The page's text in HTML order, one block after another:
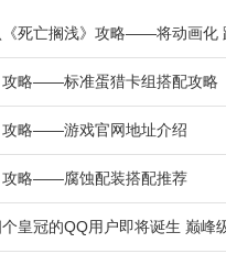
。游戏有各种级别，允
赚取零用钱，并充分享
好，适合所有年龄段。
轻松赚取零用钱。
丝消不停 红包版的 手机
，本站是您下载安卓手游
攻略——标准蛋猎卡组搭配攻略
攻略——游戏官网地址介绍
攻略——腐蚀配装搭配推荐
皇冠的QQ用户即将诞生 巅峰